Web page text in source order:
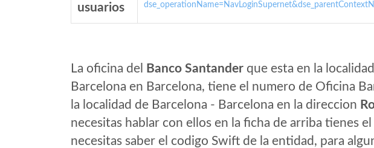
usuarios
La oficina del Banco Santander que esta en la
Barcelona en Barcelona, tiene el numero de Oficina
la localidad de Barcelona - Barcelona en la direccion
necesitas hablar con ellos en la ficha de arriba tienes
necesitas saber el codigo Swift de la entidad, para